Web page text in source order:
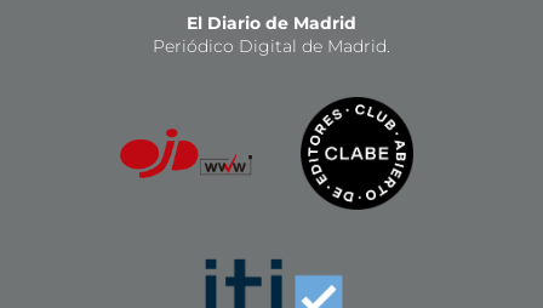
El Diario de Madrid
Periódico Digital de Madrid.